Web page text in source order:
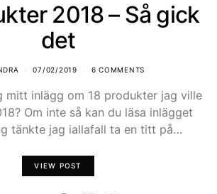
2018 – Så gick
det
07/02/2019 6 COMMENTS
mitt inlägg om 18 produkter jag ville
Om inte så kan du läsa inlägget
tänkte jag iallafall ta en titt på…
VIEW POST